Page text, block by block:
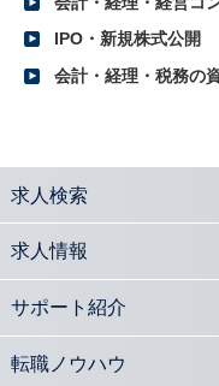
2016.10.24
グループ企業の責任の在り
2016.10.17
事業再生手法としての
会計士が注目 新株予
会計士の活躍の場「会
平成27年度公認会計
IPO・新規株式公開
会計・経理・税務の
求人検索
求人情報
サポート紹介
転職ノウハウ